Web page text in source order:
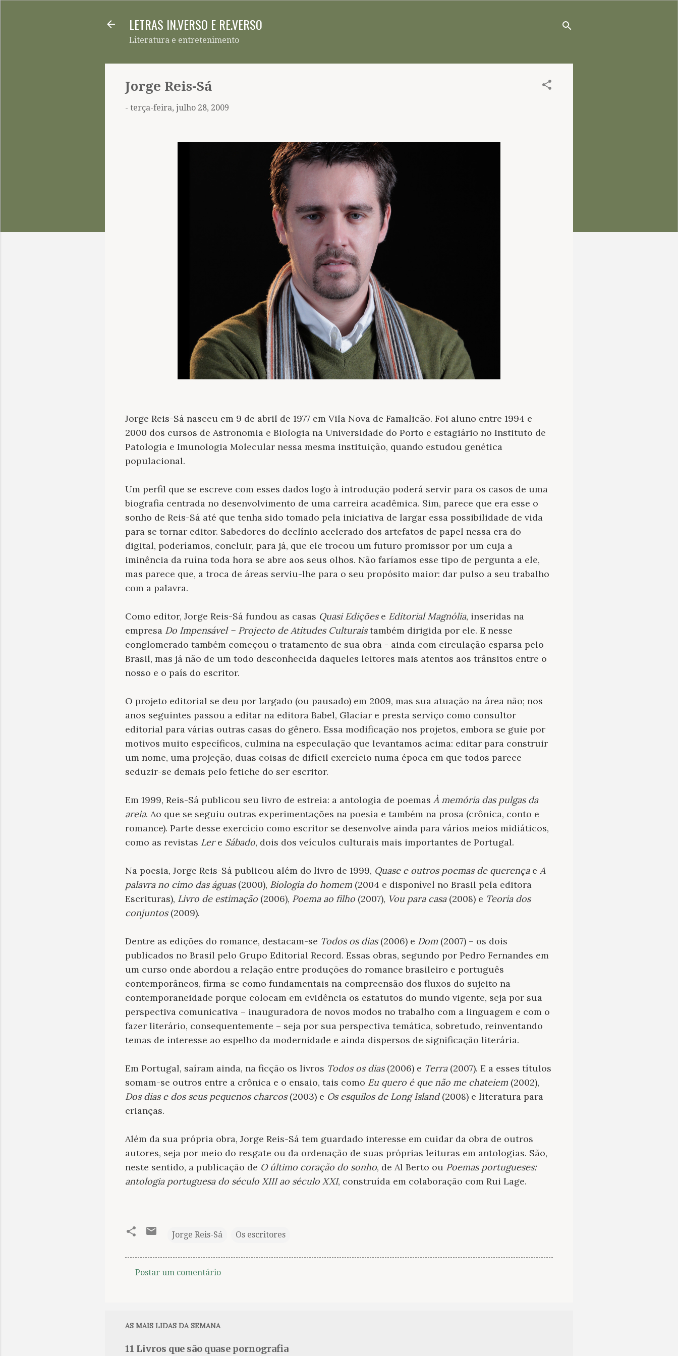
LETRAS IN.VERSO E RE.VERSO
Literatura e entretenimento
Jorge Reis-Sá
- terça-feira, julho 28, 2009
Jorge Reis-Sá nasceu em 9 de abril de 1977 em Vila Nova de Famalicão. Foi aluno entre 1994 e
2000 dos cursos de Astronomia e Biologia na Universidade do Porto e estagiário no Instituto de
Patologia e Imunologia Molecular nessa mesma instituição, quando estudou genética
populacional.
Um perfil que se escreve com esses dados logo à introdução poderá servir para os casos de uma
biografia centrada no desenvolvimento de uma carreira acadêmica. Sim, parece que era esse o
sonho de Reis-Sá até que tenha sido tomado pela iniciativa de largar essa possibilidade de vida
para se tornar editor. Sabedores do declínio acelerado dos artefatos de papel nessa era do
digital, poderíamos, concluir, para já, que ele trocou um futuro promissor por um cuja a
iminência da ruína toda hora se abre aos seus olhos. Não faríamos esse tipo de pergunta a ele,
mas parece que, a troca de áreas serviu-lhe para o seu propósito maior: dar pulso a seu trabalho
com a palavra.
Como editor, Jorge Reis-Sá fundou as casas Quasi Ediçõese Editorial Magnólia, inseridas na
empresa Do Impensável – Projecto de Atitudes Culturaistambém dirigida por ele. E nesse
conglomerado também começou o tratamento de sua obra - ainda com circulação esparsa pelo
Brasil, mas já não de um todo desconhecida daqueles leitores mais atentos aos trânsitos entre o
nosso e o país do escritor.
O projeto editorial se deu por largado (ou pausado) em 2009, mas sua atuação na área não; nos
anos seguintes passou a editar na editora Babel, Glaciar e presta serviço como consultor
editorial para várias outras casas do gênero. Essa modificação nos projetos, embora se guie por
motivos muito específicos, culmina na especulação que levantamos acima: editar para construir
um nome, uma projeção, duas coisas de difícil exercício numa época em que todos parece
seduzir-se demais pelo fetiche do ser escritor.
Em 1999, Reis-Sá publicou seu livro de estreia: a antologia de poemas À memória das pulgas da
areia. Ao que se seguiu outras experimentações na poesia e também na prosa (crônica, conto e
romance). Parte desse exercício como escritor se desenvolve ainda para vários meios midiáticos,
como as revistas Lere Sábado, dois dos veículos culturais mais importantes de Portugal.
Na poesia, Jorge Reis-Sá publicou além do livro de 1999, Quase e outros poemas de querençae A
palavra no cimo das águas(2000), Biologia do homem (2004 e disponível no Brasil pela editora
Escrituras), Livro de estimação (2006), Poema ao filho (2007), Vou para casa(2008) e Teoria dos
conjuntos(2009).
Dentre as edições do romance, destacam-se Todos os dias(2006) e Dom (2007) – os dois
publicados no Brasil pelo Grupo Editorial Record. Essas obras, segundo por Pedro Fernandes em
um curso onde abordou a relação entre produções do romance brasileiro e português
contemporâneos, firma-se como fundamentais na compreensão dos fluxos do sujeito na
contemporaneidade porque colocam em evidência os estatutos do mundo vigente, seja por sua
perspectiva comunicativa – inauguradora de novos modos no trabalho com a linguagem e com o
fazer literário, consequentemente – seja por sua perspectiva temática, sobretudo, reinventando
temas de interesse ao espelho da modernidade e ainda dispersos de significação literária.
Em Portugal, saíram ainda, na ficção os livros Todos os dias (2006) e Terra(2007). E a esses títulos
somam-se outros entre a crônica e o ensaio, tais como Eu quero é que não me chateiem (2002),
Dos dias e dos seus pequenos charcos(2003) e Os esquilos de Long Island(2008) e literatura para
crianças.
Além da sua própria obra, Jorge Reis-Sá tem guardado interesse em cuidar da obra de outros
autores, seja por meio do resgate ou da ordenação de suas próprias leituras em antologias. São,
neste sentido, a publicação de O último coração do sonho, de Al Berto ou Poemas portugueses:
antologia portuguesa do século XIII ao século XXI, construída em colaboração com Rui Lage.
Jorge Reis-Sá Os escritores
e
t
Postar um comentário
AS MAIS LIDAS DA SEMANA
11 Livros que são quase pornografia